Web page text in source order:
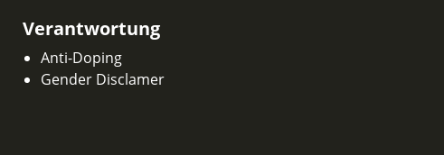
Verantwortung
Anti-Doping
Gender Disclamer